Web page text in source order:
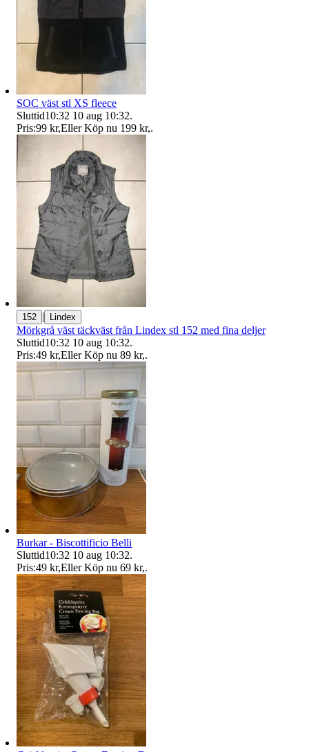
SOC väst stl XS fleece
Sluttid10:32 10 aug 10:32.
Pris:99 kr,Eller Köp nu 199 kr,.
152 | Lindex
Mörkgrå väst täckväst från Lindex stl 152 med fina deljer
Sluttid10:32 10 aug 10:32.
Pris:49 kr,Eller Köp nu 89 kr,.
Burkar - Biscottificio Belli
Sluttid10:32 10 aug 10:32.
Pris:49 kr,Eller Köp nu 69 kr,.